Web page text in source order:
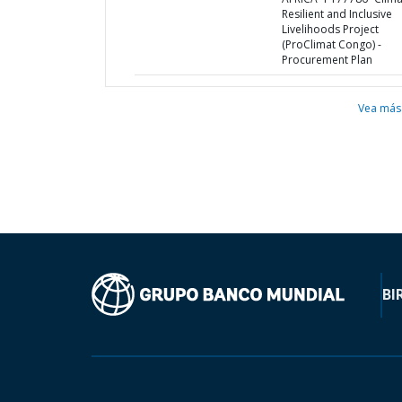
Resilient and Inclusive
Livelihoods Project
(ProClimat Congo) -
Procurement Plan
Vea más